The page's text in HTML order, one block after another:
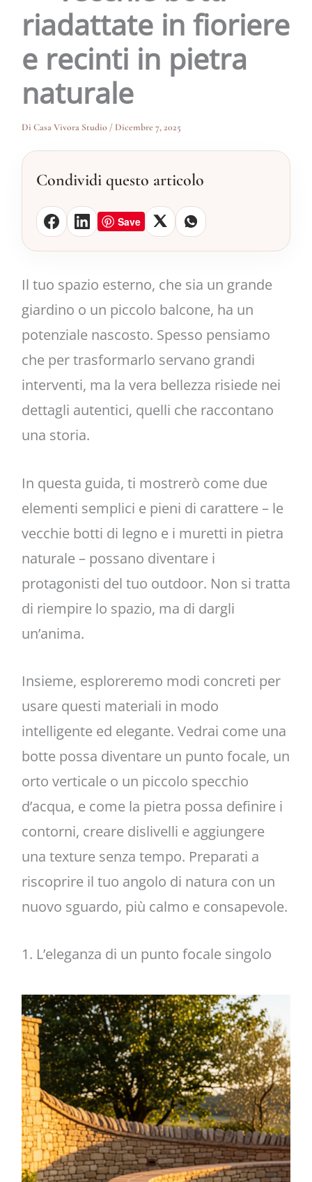
riadattate in fioriere
e recinti in pietra
naturale
Di Casa Vivora Studio/ Dicembre 7, 2025
Condividi questo articolo
Save
Il tuo spazio esterno, che sia un grande
giardino o un piccolo balcone, ha un
potenziale nascosto. Spesso pensiamo
che per trasformarlo servano grandi
interventi, ma la vera bellezza risiede nei
dettagli autentici, quelli che raccontano
una storia.
In questa guida, ti mostrerò come due
elementi semplici e pieni di carattere – le
vecchie botti di legno e i muretti in pietra
naturale – possano diventare i
protagonisti del tuo outdoor. Non si tratta
di riempire lo spazio, ma di dargli
un’anima.
Insieme, esploreremo modi concreti per
usare questi materiali in modo
intelligente ed elegante. Vedrai come una
botte possa diventare un punto focale, un
orto verticale o un piccolo specchio
d’acqua, e come la pietra possa definire i
contorni, creare dislivelli e aggiungere
una texture senza tempo. Preparati a
riscoprire il tuo angolo di natura con un
nuovo sguardo, più calmo e consapevole.
1. L’eleganza di un punto focale singolo